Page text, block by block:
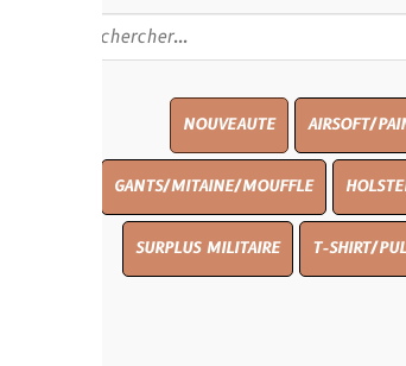
AIRSOFT/PAINTBALL
GANTS/MITAINE/MOUFFLE HOLSTER
SURPLUS MILITAIRE T-SHIRT/PULL TOUT